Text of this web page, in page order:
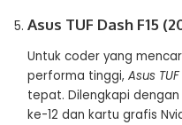
Asus TUF Dash F15
Untuk coder yang
performa tinggi, Asus
tepat. Dilengkapi
ke-12 dan kartu grafis